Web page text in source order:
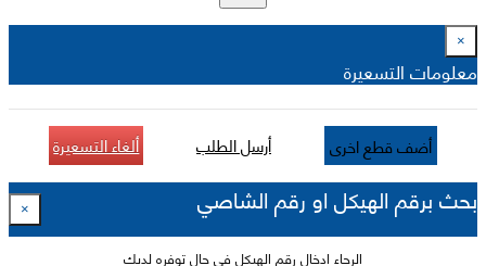
×
معلومات التسعيرة
أضف قطع اخرى أرسل الطلب ألغاء التسعيرة
بحث برقم الهيكل او رقم الشاصي ×
الرجاء ادخال رقم الهيكل في حال توفره لديك